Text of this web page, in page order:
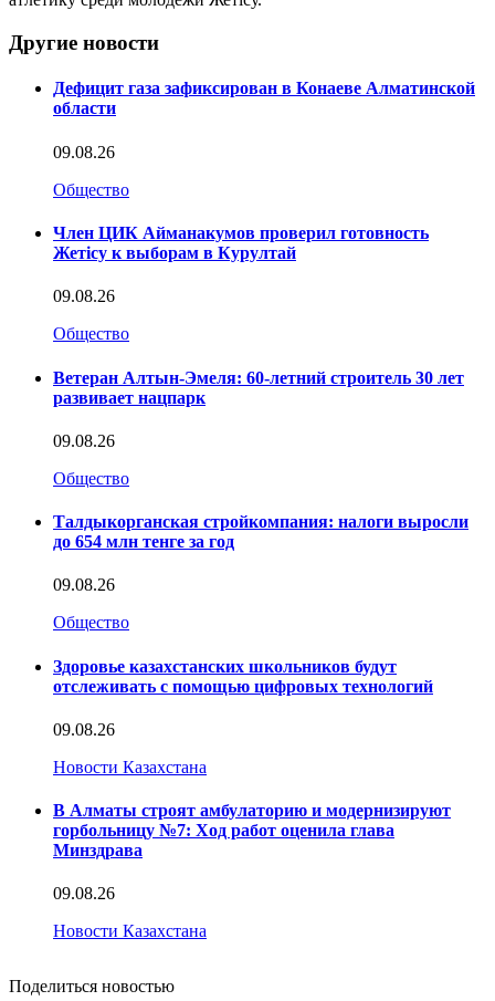
Другие новости
Дефицит газа зафиксирован в Конаеве Алматинской
области
09.08.26
Общество
Член ЦИК Айманакумов проверил готовность
Жетісу к выборам в Курултай
09.08.26
Общество
Ветеран Алтын-Эмеля: 60-летний строитель 30 лет
развивает нацпарк
09.08.26
Общество
Талдыкорганская стройкомпания: налоги выросли
до 654 млн тенге за год
09.08.26
Общество
Здоровье казахстанских школьников будут
отслеживать с помощью цифровых технологий
09.08.26
Новости Казахстана
В Алматы строят амбулаторию и модернизируют
горбольницу №7: Ход работ оценила глава
Минздрава
09.08.26
Новости Казахстана
Поделиться новостью